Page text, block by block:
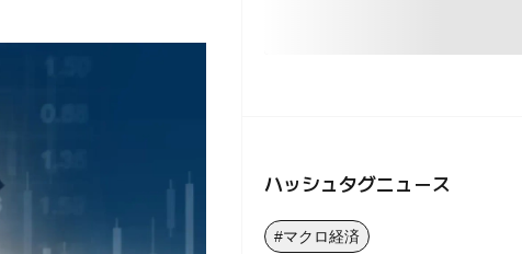
ハッシュタグニュース
#マクロ経済